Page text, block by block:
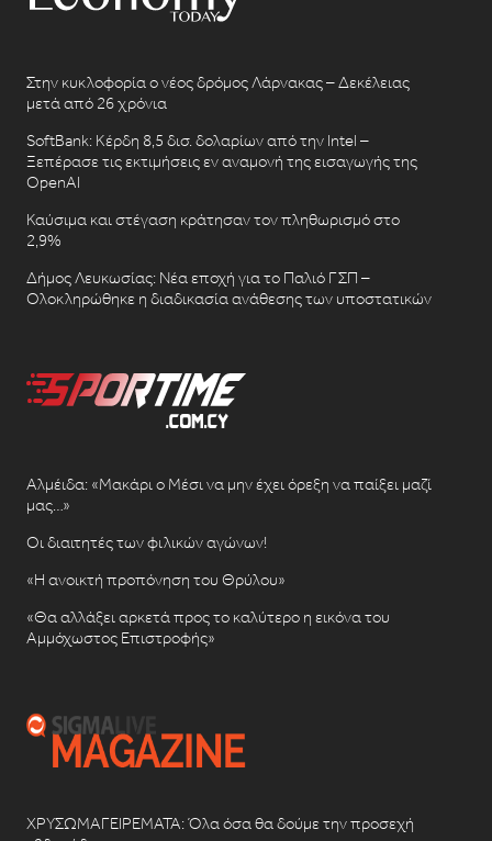
Στην κυκλοφορία ο νέος δρόμος Λάρνακας – Δεκέλειας
μετά από 26 χρόνια
SoftBank: Κέρδη 8,5 δισ. δολαρίων από την Intel –
Ξεπέρασε τις εκτιμήσεις εν αναμονή της εισαγωγής της
OpenAI
Καύσιμα και στέγαση κράτησαν τον πληθωρισμό στο
2,9%
Δήμος Λευκωσίας: Νέα εποχή για το Παλιό ΓΣΠ –
Ολοκληρώθηκε η διαδικασία ανάθεσης των υποστατικών
Αλμέιδα: «Μακάρι ο Μέσι να μην έχει όρεξη να παίξει μαζί
μας…»
Οι διαιτητές των φιλικών αγώνων!
«Η ανοικτή προπόνηση του Θρύλου»
«Θα αλλάξει αρκετά προς το καλύτερο η εικόνα του
Αμμόχωστος Επιστροφής»
ΧΡΥΣΩΜΑΓΕΙΡΕΜΑΤΑ: Όλα όσα θα δούμε την προσεχή